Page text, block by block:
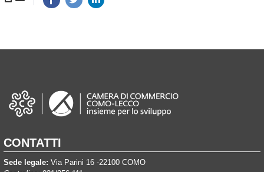
CONTATTI
Sede legale: Via Parini 16 -22100 COMO